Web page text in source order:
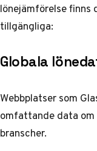
lönejämförelse
tillgängliga:
Globala
Webbplatser som
omfattande data om
branscher.